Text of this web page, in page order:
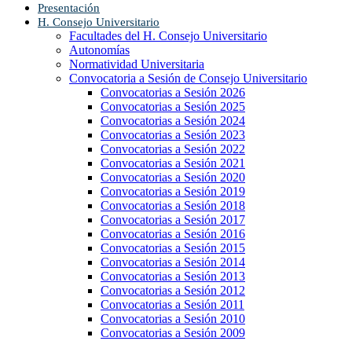
Presentación
H. Consejo Universitario
Facultades del H. Consejo Universitario
Autonomías
Normatividad Universitaria
Convocatoria a Sesión de Consejo Universitario
Convocatorias a Sesión 2026
Convocatorias a Sesión 2025
Convocatorias a Sesión 2024
Convocatorias a Sesión 2023
Convocatorias a Sesión 2022
Convocatorias a Sesión 2021
Convocatorias a Sesión 2020
Convocatorias a Sesión 2019
Convocatorias a Sesión 2018
Convocatorias a Sesión 2017
Convocatorias a Sesión 2016
Convocatorias a Sesión 2015
Convocatorias a Sesión 2014
Convocatorias a Sesión 2013
Convocatorias a Sesión 2012
Convocatorias a Sesión 2011
Convocatorias a Sesión 2010
Convocatorias a Sesión 2009